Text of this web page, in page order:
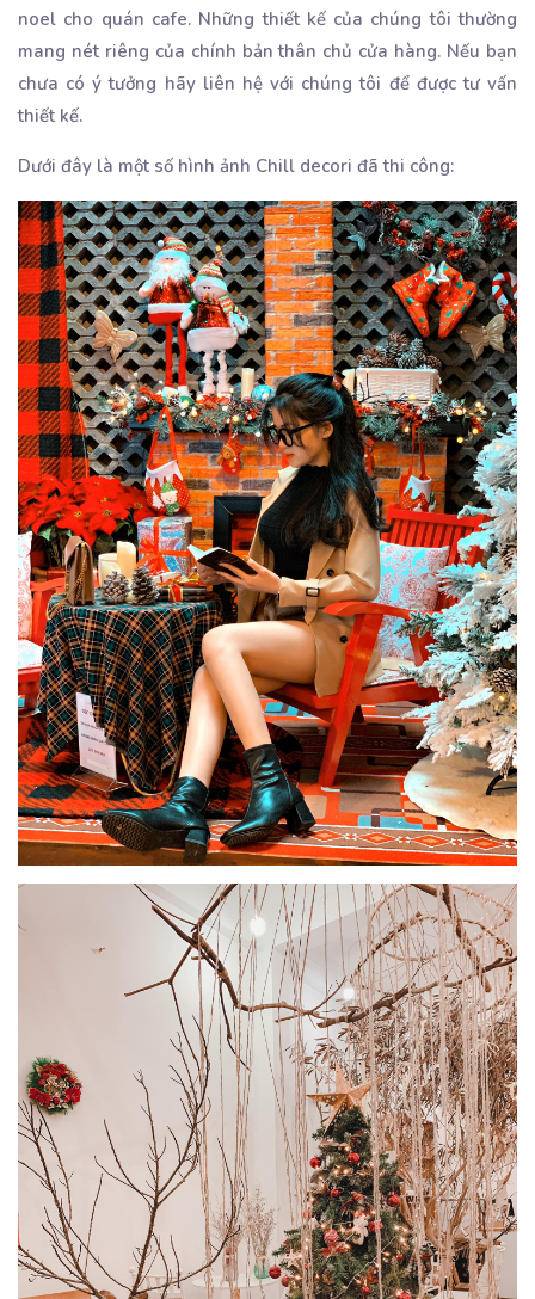
noel cho quán cafe. Những thiết kế của chúng tôi thường
mang nét riêng của chính bản thân chủ cửa hàng. Nếu bạn
chưa có ý tưởng hãy liên hệ với chúng tôi để được tư vấn
thiết kế.
Dưới đây là một số hình ảnh Chill decori đã thi công: